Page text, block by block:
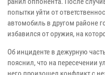
попытки уйти от
автомобиль в другом районе
избавился от оружия, на
Об инциденте в дежурную
пояснил, что на пересечении